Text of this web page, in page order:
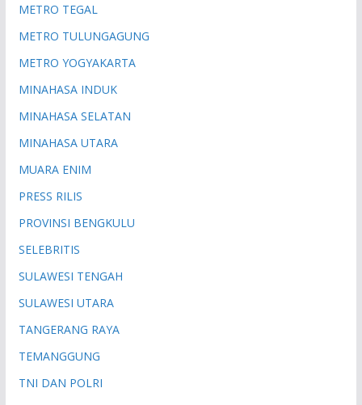
METRO TEGAL
METRO TULUNGAGUNG
METRO YOGYAKARTA
MINAHASA INDUK
MINAHASA SELATAN
MINAHASA UTARA
MUARA ENIM
PRESS RILIS
PROVINSI BENGKULU
SELEBRITIS
SULAWESI TENGAH
SULAWESI UTARA
TANGERANG RAYA
TEMANGGUNG
TNI DAN POLRI